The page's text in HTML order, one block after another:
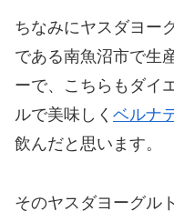
ちなみにヤスダヨー
である南魚沼市で生
ーで、こちらもダイ
ルで美味しく ベルナ
飲んだと思います。
そのヤスダヨーグル